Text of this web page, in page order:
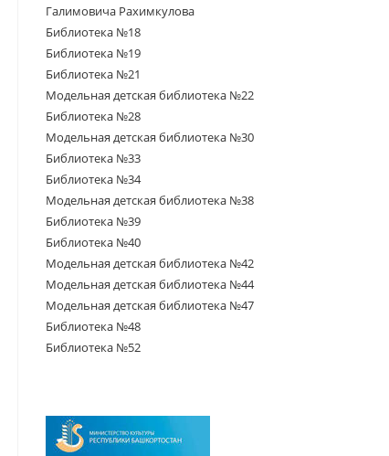
Галимовича Рахимкулова
Библиотека №18
Библиотека №19
Библиотека №21
Модельная детская библиотека №22
Библиотека №28
Модельная детская библиотека №30
Библиотека №33
Библиотека №34
Модельная детская библиотека №38
Библиотека №39
Библиотека №40
Модельная детская библиотека №42
Модельная детская библиотека №44
Модельная детская библиотека №47
Библиотека №48
Библиотека №52